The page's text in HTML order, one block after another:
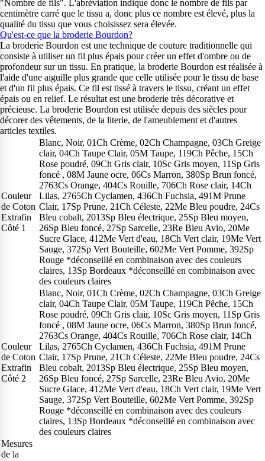
"Nombre de fils". L'abréviation indique donc le nombre de fils par
centimètre carré que le tissu a, donc plus ce nombre est élevé, plus la
qualité du tissu que vous choisissez sera élevée.
Qu'est-ce que la broderie Bourdon?
La broderie Bourdon est une technique de couture traditionnelle qui
consiste à utiliser un fil plus épais pour créer un effet d'ombre ou de
profondeur sur un tissu. En pratique, la broderie Bourdon est réalisée à
l'aide d'une aiguille plus grande que celle utilisée pour le tissu de base
et d'un fil plus épais. Ce fil est tissé à travers le tissu, créant un effet
épais ou en relief. Le résultat est une broderie très décorative et
précieuse. La broderie Bourdon est utilisée depuis des siècles pour
décorer des vêtements, de la literie, de l'ameublement et d'autres
articles textiles.
Couleur
de Coton
Extrafin
Côté 1
Blanc, Noir, 01Ch Crème, 02Ch Champagne, 03Ch Greige
clair, 04Ch Taupe Clair, 05M Taupe, 119Ch Pêche, 15Ch
Rose poudré, 09Ch Gris clair, 10Sc Gris moyen, 11Sp Gris
foncé , 08M Jaune ocre, 06Cs Marron, 380Sp Brun foncé,
2763Cs Orange, 404Cs Rouille, 706Ch Rose clair, 14Ch
Lilas, 2765Ch Cyclamen, 436Ch Fuchsia, 491M Prune
Clair, 17Sp Prune, 21Ch Céleste, 22Me Bleu poudre, 24Cs
Bleu cobalt, 2013Sp Bleu électrique, 25Sp Bleu moyen,
26Sp Bleu foncé, 27Sp Sarcelle, 23Re Bleu Avio, 20Me
Sucre Glace, 412Me Vert d'eau, 18Ch Vert clair, 19Me Vert
Sauge, 372Sp Vert Bouteille, 602Me Vert Pomme, 392Sp
Rouge *déconseillé en combinaison avec des couleurs
claires, 13Sp Bordeaux *déconseillé en combinaison avec
des couleurs claires
Couleur
de Coton
Extrafin
Côté 2
Blanc, Noir, 01Ch Crème, 02Ch Champagne, 03Ch Greige
clair, 04Ch Taupe Clair, 05M Taupe, 119Ch Pêche, 15Ch
Rose poudré, 09Ch Gris clair, 10Sc Gris moyen, 11Sp Gris
foncé , 08M Jaune ocre, 06Cs Marron, 380Sp Brun foncé,
2763Cs Orange, 404Cs Rouille, 706Ch Rose clair, 14Ch
Lilas, 2765Ch Cyclamen, 436Ch Fuchsia, 491M Prune
Clair, 17Sp Prune, 21Ch Céleste, 22Me Bleu poudre, 24Cs
Bleu cobalt, 2013Sp Bleu électrique, 25Sp Bleu moyen,
26Sp Bleu foncé, 27Sp Sarcelle, 23Re Bleu Avio, 20Me
Sucre Glace, 412Me Vert d'eau, 18Ch Vert clair, 19Me Vert
Sauge, 372Sp Vert Bouteille, 602Me Vert Pomme, 392Sp
Rouge *déconseillé en combinaison avec des couleurs
claires, 13Sp Bordeaux *déconseillé en combinaison avec
des couleurs claires
Mesures
de la